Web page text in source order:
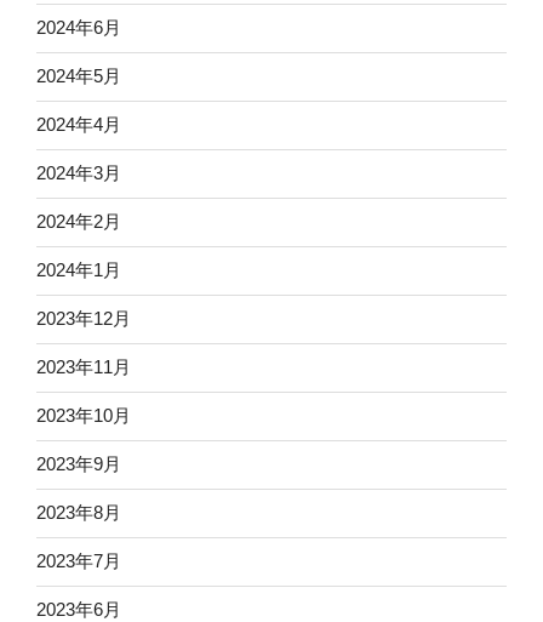
2024年6月
2024年5月
2024年4月
2024年3月
2024年2月
2024年1月
2023年12月
2023年11月
2023年10月
2023年9月
2023年8月
2023年7月
2023年6月